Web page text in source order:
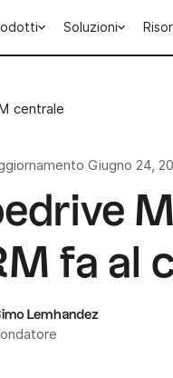
Soluzioni
centrale
Giugno 24,
fa al
Lemhandez